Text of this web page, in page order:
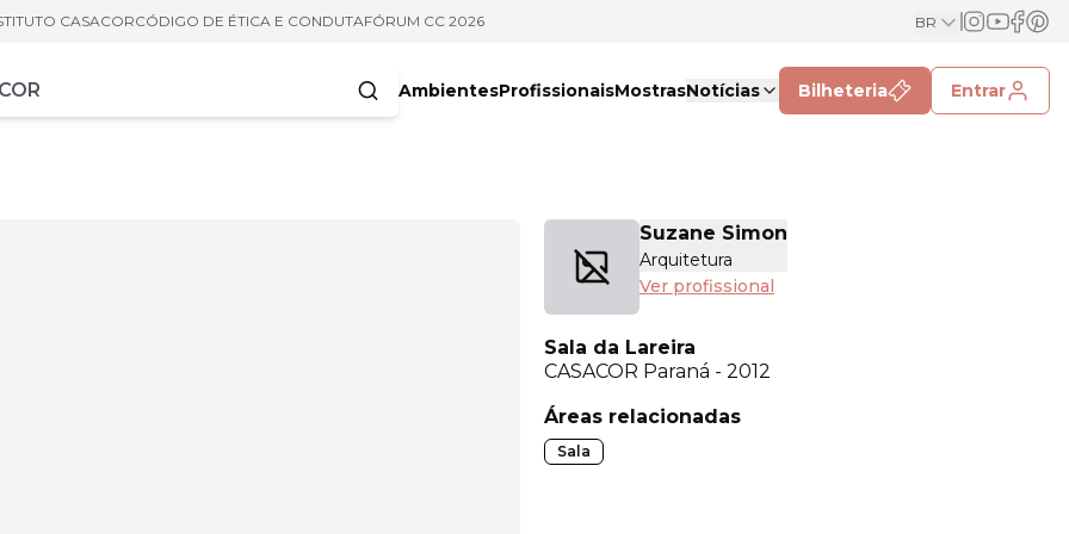
CASACORCÓDIGO DE ÉTICA E CONDUTAFÓRUM CC 2026 BR
AmbientesProfissionaisMostrasNotícias Bilheteria Entrar
Suzane Simon
Arquitetura
Ver profissional
Sala da Lareira
CASACOR Paraná - 2012
Áreas relacionadas
Sala